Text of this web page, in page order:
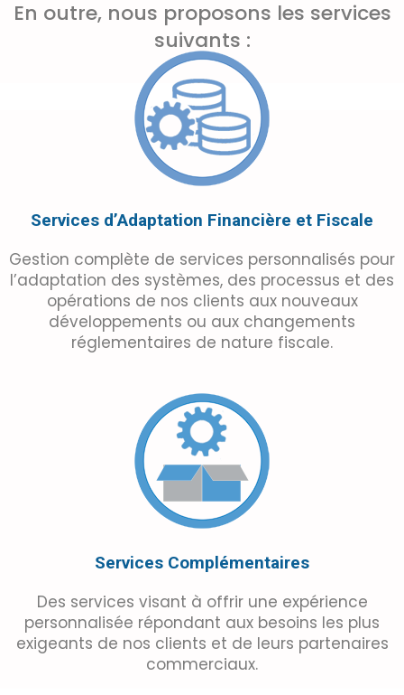
En outre, nous proposons les services
suivants :
Services d’Adaptation Financière et Fiscale
Gestion complète de services personnalisés pour
l’adaptation des systèmes, des processus et des
opérations de nos clients aux nouveaux
développements ou aux changements
réglementaires de nature fiscale.
Services Complémentaires
Des services visant à offrir une expérience
personnalisée répondant aux besoins les plus
exigeants de nos clients et de leurs partenaires
commerciaux.